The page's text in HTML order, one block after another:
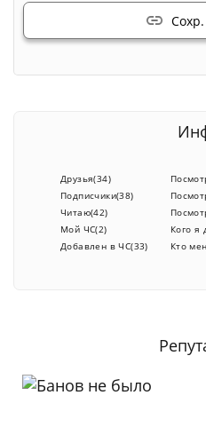
Друзья(34)
Подписчики(38)
Читаю(42)
Мой ЧС(2)
Добавлен в ЧС(33)
Кого я
Кто